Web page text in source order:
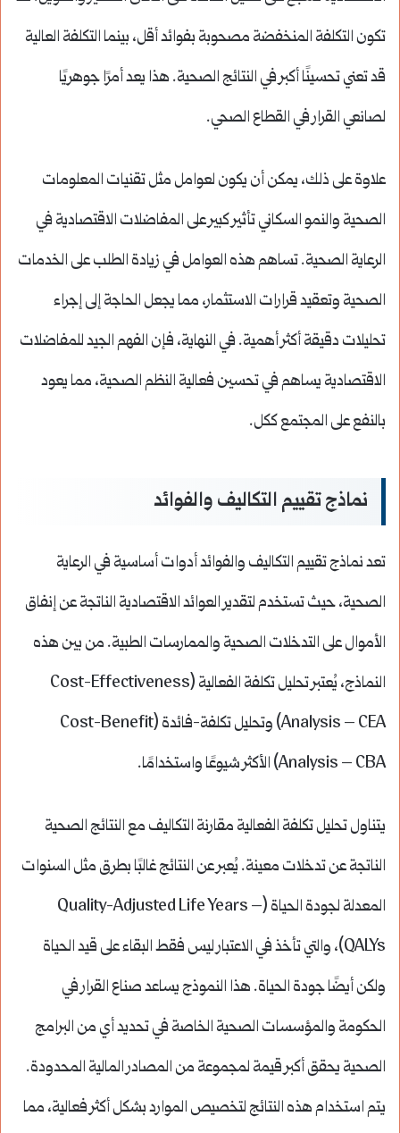
تكون التكلفة المنخفضة مصحوبة بفوائد أقل، بينما التكلفة العالية
قد تعني تحسينًا أكبر في النتائج الصحية. هذا يعد أمرًا جوهريًا
لصانعي القرار في القطاع الصحي.
علاوة على ذلك، يمكن أن يكون لعوامل مثل تقنيات المعلومات
الصحية والنمو السكاني تأثير كبير على المفاضلات الاقتصادية في
الرعاية الصحية. تساهم هذه العوامل في زيادة الطلب على الخدمات
الصحية وتعقيد قرارات الاستثمار، مما يجعل الحاجة إلى إجراء
تحليلات دقيقة أكثر أهمية. في النهاية، فإن الفهم الجيد للمفاضلات
الاقتصادية يساهم في تحسين فعالية النظم الصحية، مما يعود
بالنفع على المجتمع ككل.
نماذج تقييم التكاليف والفوائد
تعد نماذج تقييم التكاليف والفوائد أدوات أساسية في الرعاية
الصحية، حيث تستخدم لتقدير العوائد الاقتصادية الناتجة عن إنفاق
الأموال على التدخلات الصحية والممارسات الطبية. من بين هذه
النماذج، يُعتبر تحليل تكلفة الفعالية (Cost-Effectiveness
Analysis – CEA) وتحليل تكلفة-فائدة (Cost-Benefit
Analysis – CBA) الأكثر شيوعًا واستخدامًا.
يتناول تحليل تكلفة الفعالية مقارنة التكاليف مع النتائج الصحية
الناتجة عن تدخلات معينة. يُعبر عن النتائج غالبًا بطرق مثل السنوات
المعدلة لجودة الحياة (Quality-Adjusted Life Years –
QALYs)، والتي تأخذ في الاعتبار ليس فقط البقاء على قيد الحياة
ولكن أيضًا جودة الحياة. هذا النموذج يساعد صناع القرار في
الحكومة والمؤسسات الصحية الخاصة في تحديد أي من البرامج
الصحية يحقق أكبر قيمة لمجموعة من المصادر المالية المحدودة.
يتم استخدام هذه النتائج لتخصيص الموارد بشكل أكثر فعالية، مما